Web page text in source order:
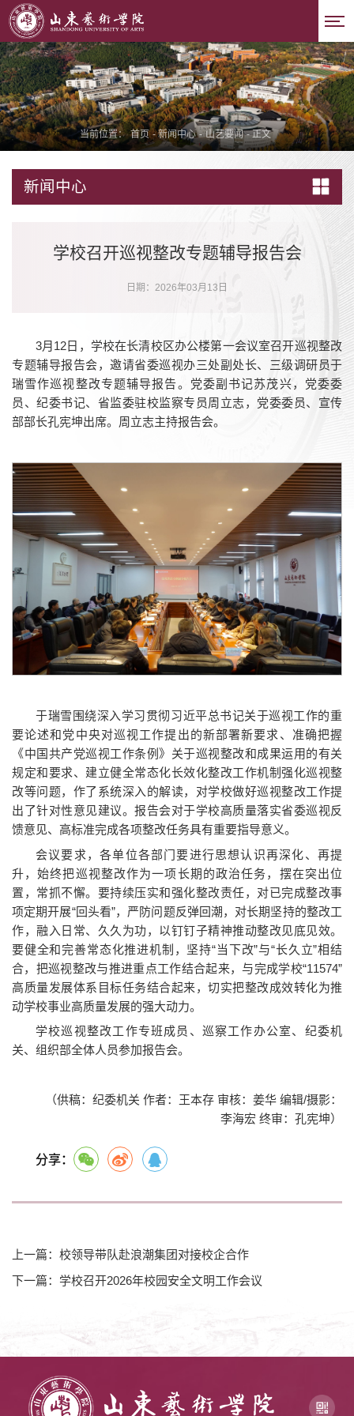
当前位置： 首页 - 新闻中心 - 山艺要闻 - 正文
新闻中心
学校召开巡视整改专题辅导报告会
日期：2026年03月13日
3月12日，学校在长清校区办公楼第一会议室召开巡视整改
专题辅导报告会，邀请省委巡视办三处副处长、三级调研员于
瑞雪作巡视整改专题辅导报告。党委副书记苏茂兴，党委委
员、纪委书记、省监委驻校监察专员周立志，党委委员、宣传
部部长孔宪坤出席。周立志主持报告会。
于瑞雪围绕深入学习贯彻习近平总书记关于巡视工作的重
要论述和党中央对巡视工作提出的新部署新要求、准确把握
《中国共产党巡视工作条例》关于巡视整改和成果运用的有关
规定和要求、建立健全常态化长效化整改工作机制强化巡视整
改等问题，作了系统深入的解读，对学校做好巡视整改工作提
出了针对性意见建议。报告会对于学校高质量落实省委巡视反
馈意见、高标准完成各项整改任务具有重要指导意义。
会议要求，各单位各部门要进行思想认识再深化、再提
升，始终把巡视整改作为一项长期的政治任务，摆在突出位
置，常抓不懈。要持续压实和强化整改责任，对已完成整改事
项定期开展“回头看”，严防问题反弹回潮，对长期坚持的整改工
作，融入日常、久久为功，以钉钉子精神推动整改见底见效。
要健全和完善常态化推进机制，坚持“当下改”与“长久立”相结
合，把巡视整改与推进重点工作结合起来，与完成学校“11574”
高质量发展体系目标任务结合起来，切实把整改成效转化为推
动学校事业高质量发展的强大动力。
学校巡视整改工作专班成员、巡察工作办公室、纪委机
关、组织部全体人员参加报告会。
（供稿：纪委机关 作者：王本存 审核：姜华 编辑/摄影：
李海宏 终审：孔宪坤）
分享：
上一篇：校领导带队赴浪潮集团对接校企合作
下一篇：学校召开2026年校园安全文明工作会议